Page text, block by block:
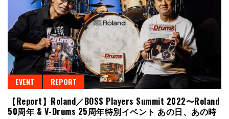
EVENT REPORT
【Report】Roland／BOSS Players Summit 2022〜Roland
50周年 & V-Drums 25周年特別イベント あの日、あの時